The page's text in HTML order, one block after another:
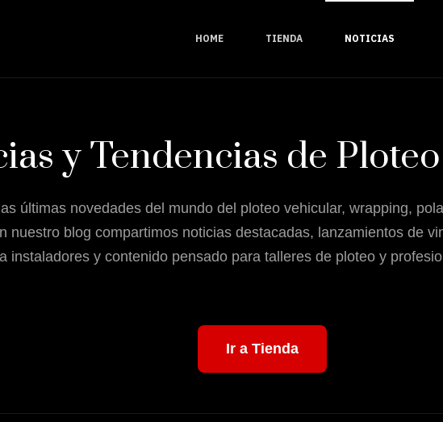
HOME TIENDA NOTICIAS
y Tendencias de
últimas novedades del mundo del ploteo vehicular, wrapping,
nuestro blog compartimos noticias destacadas, lanzamientos de
instaladores y contenido pensado para talleres de ploteo y
Ir a Tienda